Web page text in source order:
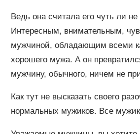
Ведь она считала его чуть ли
Интересным, внимательным,
мужчиной, обладающим всеми
хорошего мужа. А он
мужчину, обычного, ничем не
Как тут не высказать своего
нормальных мужиков. Все